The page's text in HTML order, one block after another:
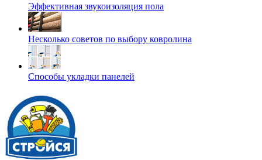
Эффективная звукоизоляция пола
Несколько советов по выбору ковролина
Способы укладки панелей